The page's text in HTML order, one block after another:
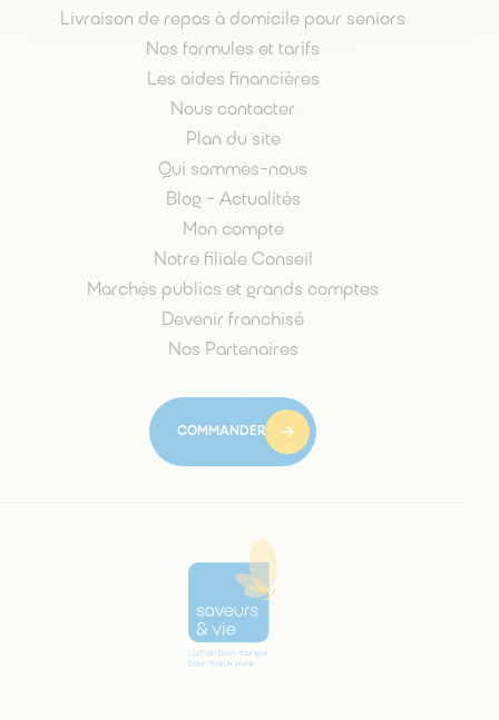
Livraison de repas à domicile pour seniors
Nos formules et tarifs
Les aides financières
Nous contacter
Plan du site
Qui sommes-nous
Blog - Actualités
Mon compte
Notre filiale Conseil
Marchés publics et grands comptes
Devenir franchisé
Nos Partenaires
COMMANDER